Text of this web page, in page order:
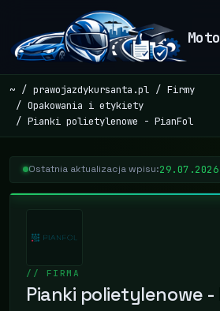
~ prawojazdykursanta.pl
Firmy
Opakowania i etykiety
Pianki polietylenowe - PianFol
Ostatnia aktualizacja wpisu:
// FIRMA
Pianki polietylenowe -